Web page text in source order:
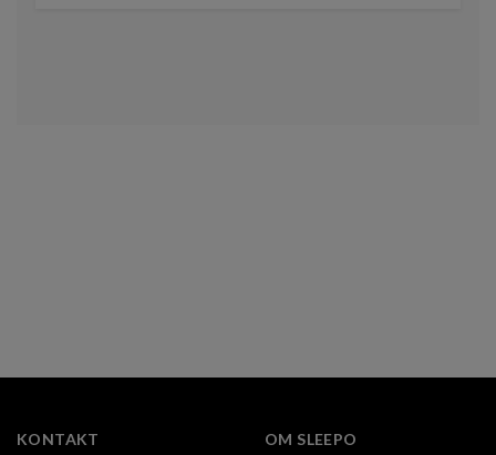
KONTAKT OM SLEEPO